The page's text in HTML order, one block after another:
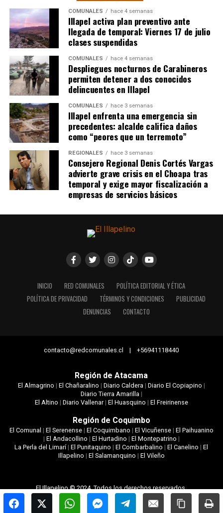
COMUNALES hace 4 semanas
Illapel activa plan preventivo ante
llegada de temporal: Viernes 17 de julio
clases suspendidas
COMUNALES hace 4 semanas
Despliegues nocturnos de Carabineros
permiten detener a dos conocidos
delincuentes en Illapel
COMUNALES hace 3 semanas
Illapel enfrenta una emergencia sin
precedentes: alcalde califica daños
como “peores que un terremoto”
REGIONALES hace 3 semanas
Consejero Regional Denis Cortés Vargas
advierte grave crisis en el Choapa tras
temporal y exige mayor fiscalización a
empresas de servicios básicos
INICIO RED COMUNALES
POLÍTICA EDITORIAL Y ÉTICA
POLÍTICA DE PRIVACIDAD
TÉRMINOS Y CONDICIONES
PUBLICIDAD
DENUNCIAS
CONTACTO
contacto@redcomunales.cl | +56941118440
Región de Atacama
El Almagrino | El Chañaralino | Diario Caldera| Diario El Copiapino |
Diario Tierra Amarilla|
El Altino | Diario Vallenar| El Huasquino | El Freirinense
Región de Coquimbo
El Comunal | El Serenense| El Coquimbano | El Vicuñense| El Paihuanino
| El Andacollino | El Hurtadino | El Montepatrino |
La Perla del Limarí|El Punitaquino |El Combarbalino |El Canelino |El
Illapelino | El Salamanquino | El Vileño
El Illapelino © 2024. Todos los derechos reservados.